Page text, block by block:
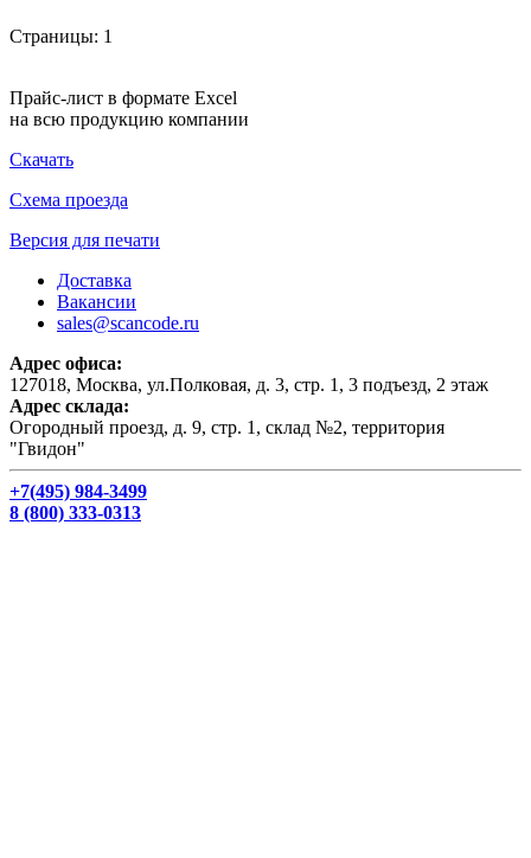
Страницы: 1
Прайс-лист в формате Excel
на всю продукцию компании
Скачать
Схема проезда
Версия для печати
Доставка
Вакансии
sales@scancode.ru
Адрес офиса:
127018, Москва, ул.Полковая, д. 3, стр. 1, 3 подъезд, 2 этаж
Адрес склада:
Огородный проезд, д. 9, стр. 1, склад №2, территория
"Гвидон"
+7(495) 984-3499
8 (800) 333-0313